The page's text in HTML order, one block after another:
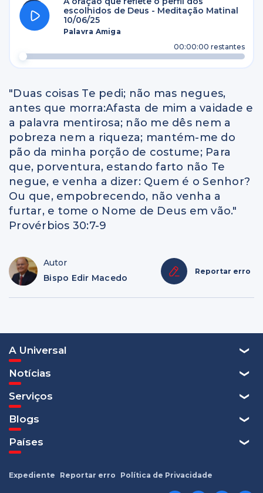
escolhidos de Deus - Meditação Matinal
10/06/25
Palavra Amiga
00:00:00 restantes
"Duas coisas Te pedi; não mas negues,
antes que morra:Afasta de mim a vaidade e
a palavra mentirosa; não me dês nem a
pobreza nem a riqueza; mantém-me do
pão da minha porção de costume; Para
que, porventura, estando farto não Te
negue, e venha a dizer: Quem é o Senhor?
Ou que, empobrecendo, não venha a
furtar, e tome o Nome de Deus em vão."
Provérbios 30:7-9
Autor
Bispo Edir Macedo
Reportar erro
A Universal
Notícias
Serviços
Blogs
Países
Expediente Reportar erro Política de Privacidade